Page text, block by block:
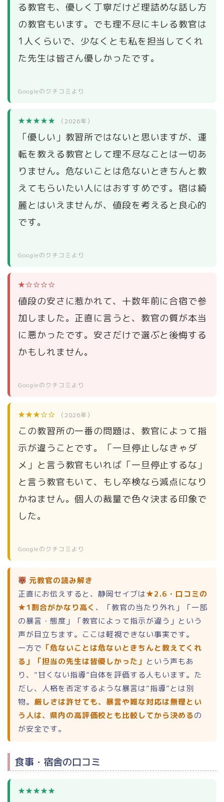
る教官も、優しく丁寧だけど理詰めな話し方
の教官もいます。でも理不尽にキレる教官は
1人くらいで、少なくとも私を担当してくれ
た先生は皆さん優しかったです。
Googleのクチコミより
★★★★★ （2026年）
「優しい」教習所ではないと思いますが、運
転を教える教官として理不尽なことは一切あ
りません。危ないことは危ないときちんと教
えてもらいたい人にはおすすめです。宿は綺
麗とはいえませんが、値段を考えると良心的
です。
Googleのクチコミより
★☆☆☆☆
値段の安さに惹かれて、十数年前に合宿で参
加しました。正直に言うと、教官の質が本当
に悪かったです。安さだけで選ぶと後悔する
かもしれません。
Googleのクチコミより
★★★☆☆ （2026年）
この教習所の一番の問題は、教官によって指
示が違うことです。「一旦停止しなきゃダ
メ」と言う教官もいれば「一旦停止するな」
と言う教官もいて、もし卒検なら減点になり
かねません。個人の裁量で色々決まる印象で
した。
Googleのクチコミより
元教官の読み解き
正直にお伝えすると、静岡セイブは★2.6・口コミの
★1割合がかなり高く 、「教官の当たり外れ」「一部
の暴言・態度」「教官によって指示が違う」という
声が目立ちます。ここは軽視できない事実です。
一方で 「危ないことは危ないときちんと教えてくれ
る」「担当の先生は皆優しかった」 という声もあ
り、”甘くない指導”自体を評価する人もいます。た
だし、人格を否定するような暴言は”指導”とは別
物。 厳しさは許せても、暴言や雑な対応は無理とい
う人は、県内の高評価校とも比較してから決めるの
が安全です。
食事・宿舎の口コミ
★★★★★